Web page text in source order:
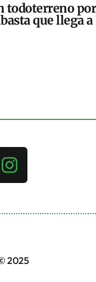
todoterreno por
que llega
2025